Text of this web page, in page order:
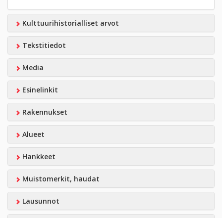
Kulttuurihistorialliset arvot
Tekstitiedot
Media
Esinelinkit
Rakennukset
Alueet
Hankkeet
Muistomerkit, haudat
Lausunnot